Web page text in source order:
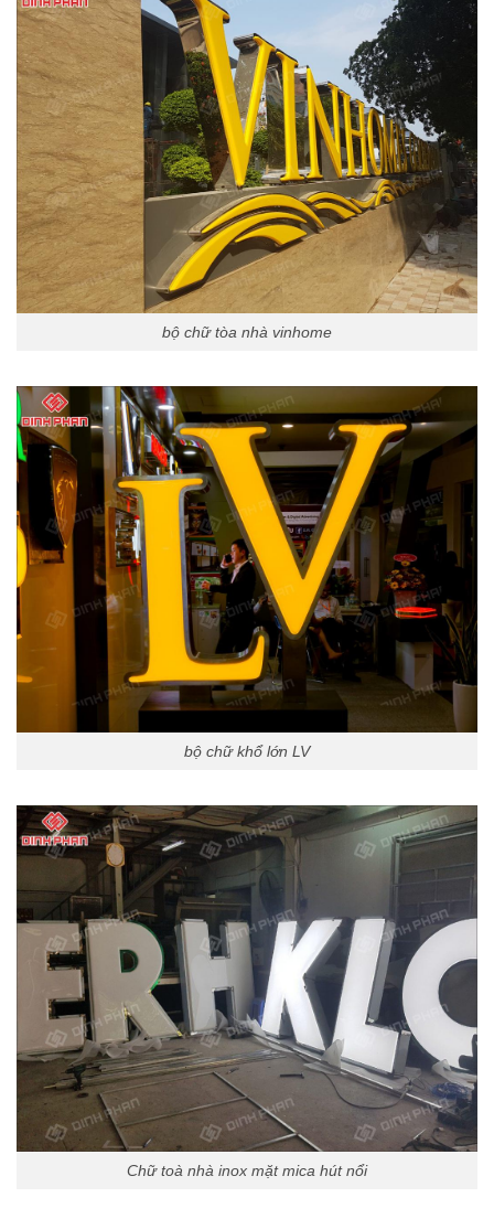
bộ chữ tòa nhà vinhome
bộ chữ khổ lớn LV
Chữ toà nhà inox mặt mica hút nổi